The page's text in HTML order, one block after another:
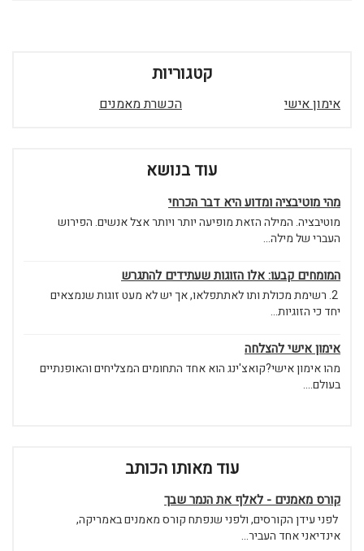
קטגוריות
אימון אישי הכשרת מאמנים
עוד בנושא
מהי מוטיבציה ומדוע היא דבר הכרחי
מוטיבציה. המילה הזאת מופיעה יותר ויותר אצל אנשים. הפירוש
העברי של מילה...
המומחים קבעו: אלו הזוגות שעתידים להתגרש
2. רשימת מכולת ותו לאתתפלאו, אך יש לא מעט זוגות שנמצאים
יחד כי הזוגיות...
אימון אישי להצלחה
מהו אימון אישי?קואצ'ינג הוא אחד התחומים המצליחים והאופנתיים
בעולם....
עוד מאותו הכותב
קורס מאמנים - לאלף את הנמר שבך
לפני עידן הקורסים, ולפני שנפתח קורס מאמנים באמריקה,
אינדיאני אחד העביר...